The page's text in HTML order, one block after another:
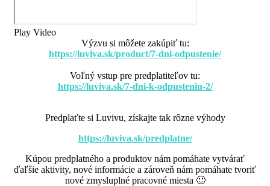
Play Video
Výzvu si môžete zakúpiť tu:
https://luviva.sk/product/7-dni-odpustenie/
Voľný vstup pre predplatiteľov tu:
https://luviva.sk/7-dni-k-odpusteniu-2/
Predplaťte si Luvivu, získajte tak rôzne výhody
https://luviva.sk/predplatne/
Kúpou predplatného a produktov nám pomáhate vytvárať
ďaľšie aktivity, nové informácie a zároveň nám pomáhate tvoriť
nové zmysluplné pracovné miesta 🙂